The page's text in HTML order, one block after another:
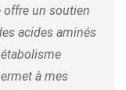
offre un soutien
acides aminés
à mes